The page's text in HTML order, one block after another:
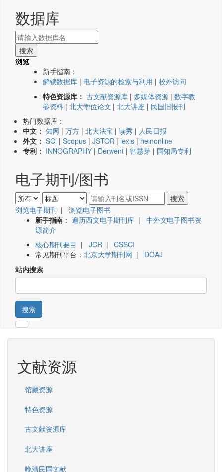
数据库
浏览
新手指南：
解锁数据库 | 电子资源的检索与利用 | 校外访问
特色资源库： 古文献资源库 | 多媒体资源 | 数字教
参资料 | 北大学位论文 | 北大讲座 | 民国旧报刊
热门数据库：
中文： 知网 | 万方 | 北大法宝 | 读秀 | 人民日报
外文： SCI | Scopus | JSTOR | lexis | heinonline
专利： INNOGRAPHY | Derwent | 智慧芽 | 国知局专利
电子期刊/图书
浏览电子期刊 | 浏览电子图书
新手指南 ： 遍历西文电子期刊库 | 中外文电子图书资
源简介
核心期刊要目 | JCR | CSSCI
常见期刊平台： 北京大学期刊网 | DOAJ
站内搜索
搜索
文献资源
馆藏资源
特色资源
古文献资源库
北大讲座
晚清民国文献